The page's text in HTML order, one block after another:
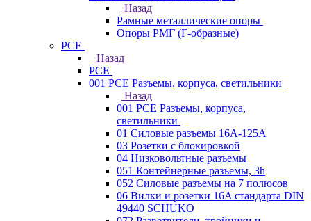
Назад
Рамные металлические опоры
Опоры РМГ (Г-образные)
PCE
Назад
PCE
001 PCE Разъемы, корпуса, светильники
Назад
001 PCE Разъемы, корпуса,
светильники
01 Силовые разъемы 16А-125А
03 Розетки с блокировкой
04 Низковольтные разъемы
051 Контейнерные разъемы, 3h
052 Силовые разъемы на 7 полюсов
06 Вилки и розетки 16A стандарта DIN
49440 SCHUKO